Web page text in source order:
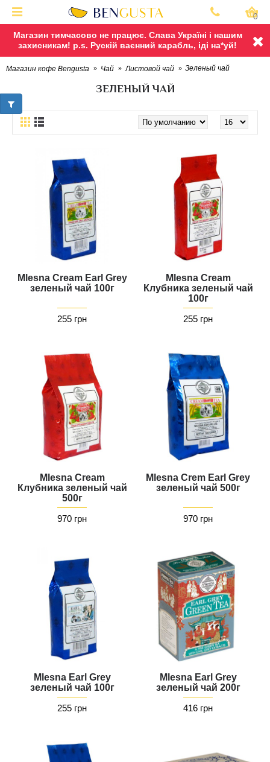
Магазин тимчасово не працює. Слава Україні і нашим
захисникам! p.s. Рускій ваєнний карабль, іді на*уй!
0
Магазин кофе Bengusta Чай Листовой чай Зеленый чай
ЗЕЛЕНЫЙ ЧАЙ
Mlesna Cream Earl Grey
зеленый чай 100г
255 грн
Mlesna Cream
Клубника зеленый чай
100г
255 грн
Mlesna Cream
Клубника зеленый чай
500г
970 грн
Mlesna Crem Earl Grey
зеленый чай 500г
970 грн
Mlesna Earl Grey
зеленый чай 100г
255 грн
Mlesna Earl Grey
зеленый чай 200г
416 грн